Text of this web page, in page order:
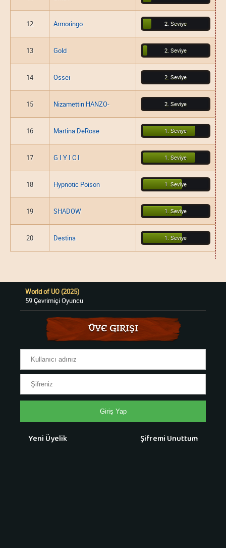
12 Armoringo 2. Seviye
13 Gold 2. Seviye
14 Ossei 2. Seviye
15 Nizamettin HANZO- 2. Seviye
16 Martina DeRose 1. Seviye
17 G I Y I C I 1. Seviye
18 Hypnotic Poison 1. Seviye
19 SHADOW 1. Seviye
20 Destina 1. Seviye
World of UO (2025)
59 Çevrimiçi Oyuncu
ÜYE GIRIŞI
Giriş Yap
Yeni Üyelik Şifremi Unuttum